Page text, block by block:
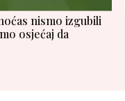
nismo izgubili
osjećaj da